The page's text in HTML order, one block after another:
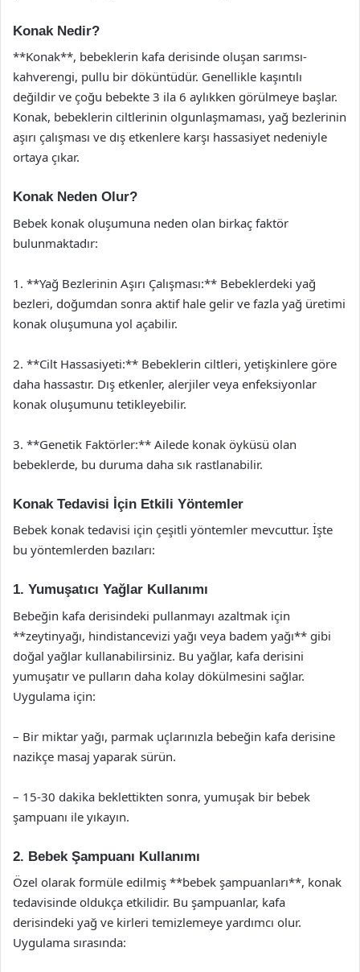
Konak Nedir?
**Konak**, bebeklerin kafa derisinde oluşan sarımsı-
kahverengi, pullu bir döküntüdür. Genellikle kaşıntılı
değildir ve çoğu bebekte 3 ila 6 aylıkken görülmeye başlar.
Konak, bebeklerin ciltlerinin olgunlaşmaması, yağ bezlerinin
aşırı çalışması ve dış etkenlere karşı hassasiyet nedeniyle
ortaya çıkar.
Konak Neden Olur?
Bebek konak oluşumuna neden olan birkaç faktör
bulunmaktadır:
1. **Yağ Bezlerinin Aşırı Çalışması:** Bebeklerdeki yağ
bezleri, doğumdan sonra aktif hale gelir ve fazla yağ üretimi
konak oluşumuna yol açabilir.
2. **Cilt Hassasiyeti:** Bebeklerin ciltleri, yetişkinlere göre
daha hassastır. Dış etkenler, alerjiler veya enfeksiyonlar
konak oluşumunu tetikleyebilir.
3. **Genetik Faktörler:** Ailede konak öyküsü olan
bebeklerde, bu duruma daha sık rastlanabilir.
Konak Tedavisi İçin Etkili Yöntemler
Bebek konak tedavisi için çeşitli yöntemler mevcuttur. İşte
bu yöntemlerden bazıları:
1. Yumuşatıcı Yağlar Kullanımı
Bebeğin kafa derisindeki pullanmayı azaltmak için
**zeytinyağı, hindistancevizi yağı veya badem yağı** gibi
doğal yağlar kullanabilirsiniz. Bu yağlar, kafa derisini
yumuşatır ve pulların daha kolay dökülmesini sağlar.
Uygulama için:
– Bir miktar yağı, parmak uçlarınızla bebeğin kafa derisine
nazikçe masaj yaparak sürün.
– 15-30 dakika beklettikten sonra, yumuşak bir bebek
şampuanı ile yıkayın.
2. Bebek Şampuanı Kullanımı
Özel olarak formüle edilmiş **bebek şampuanları**, konak
tedavisinde oldukça etkilidir. Bu şampuanlar, kafa
derisindeki yağ ve kirleri temizlemeye yardımcı olur.
Uygulama sırasında: